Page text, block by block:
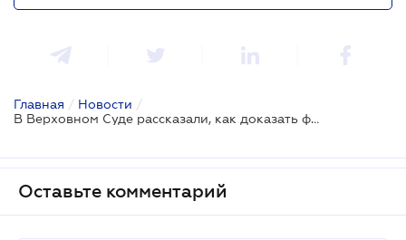
Главная / Новости /
В Верховном Суде рассказали, как доказать факт упущенной выгоды
Оставьте комментарий